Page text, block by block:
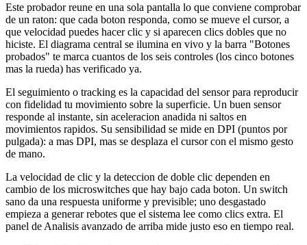
Este probador reune en una sola pantalla lo que conviene comprobar
de un raton: que cada boton responda, como se mueve el cursor, a
que velocidad puedes hacer clic y si aparecen clics dobles que no
hiciste. El diagrama central se ilumina en vivo y la barra "Botones
probados" te marca cuantos de los seis controles (los cinco botones
mas la rueda) has verificado ya.
El seguimiento o tracking es la capacidad del sensor para reproducir
con fidelidad tu movimiento sobre la superficie. Un buen sensor
responde al instante, sin aceleracion anadida ni saltos en
movimientos rapidos. Su sensibilidad se mide en DPI (puntos por
pulgada): a mas DPI, mas se desplaza el cursor con el mismo gesto
de mano.
La velocidad de clic y la deteccion de doble clic dependen en
cambio de los microswitches que hay bajo cada boton. Un switch
sano da una respuesta uniforme y previsible; uno desgastado
empieza a generar rebotes que el sistema lee como clics extra. El
panel de Analisis avanzado de arriba mide justo eso en tiempo real.